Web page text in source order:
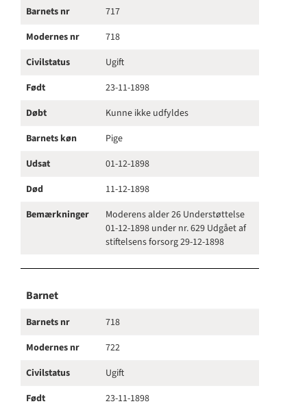
Barnets nr
717
Modernes nr
718
Civilstatus
Ugift
Født
23-11-1898
Døbt
Kunne ikke udfyldes
Barnets køn
Pige
Udsat
01-12-1898
Død
11-12-1898
Bemærkninger
Moderens alder 26 Understøttelse
01-12-1898 under nr. 629 Udgået af
stiftelsens forsorg 29-12-1898
Barnet
Barnets nr
718
Modernes nr
722
Civilstatus
Ugift
Født
23-11-1898